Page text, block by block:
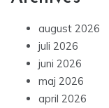
august 2026
juli 2026
juni 2026
maj 2026
april 2026